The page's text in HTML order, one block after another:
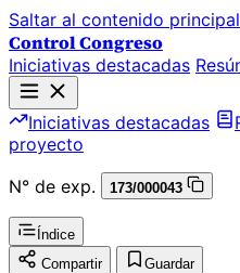
Saltar al contenido principal
Control Congreso
Iniciativas destacadas
Iniciativas destacadas
proyecto
N° de exp.
173/000043
Índice
Compartir
Guardar